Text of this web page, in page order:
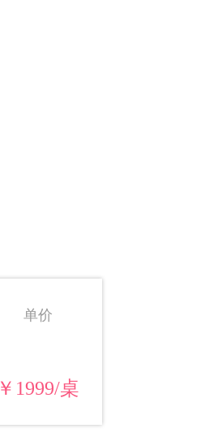
单价
￥1999/桌